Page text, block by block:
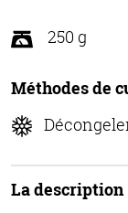
250 g
Méthodes de
La description